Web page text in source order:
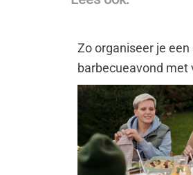
Zo organiseer je
barbecueavond met